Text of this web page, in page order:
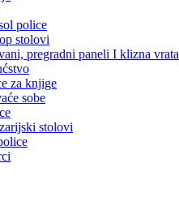
police
stolovi
pregradni paneli I klizna vrata
za knjige
sobe
stolovi